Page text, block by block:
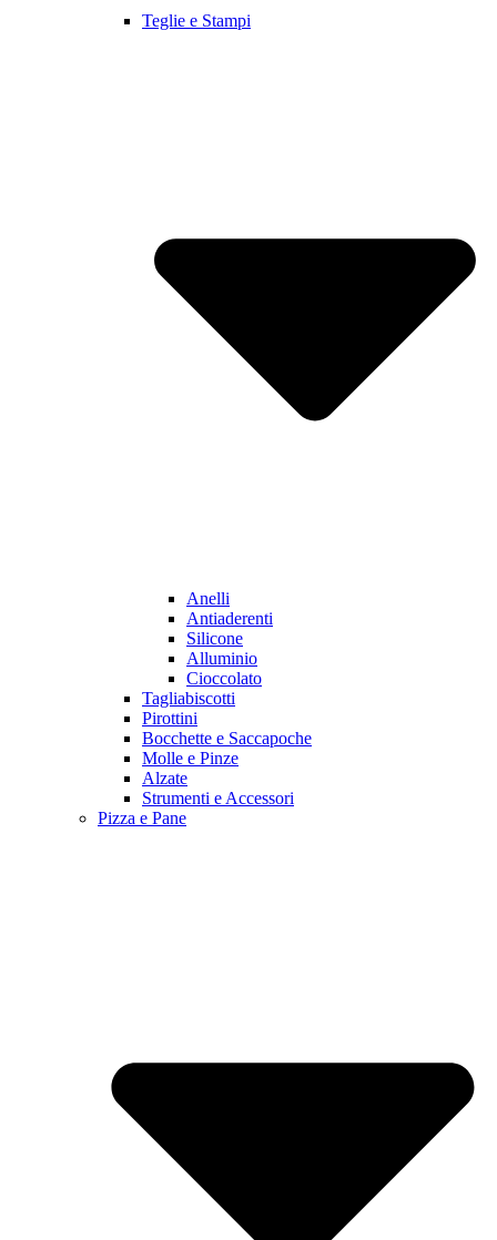
Teglie e Stampi
Anelli
Antiaderenti
Silicone
Alluminio
Cioccolato
Tagliabiscotti
Pirottini
Bocchette e Saccapoche
Molle e Pinze
Alzate
Strumenti e Accessori
Pizza e Pane